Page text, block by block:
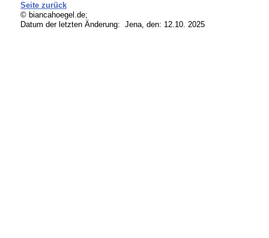
Seite zurück
© biancahoegel.de;
Datum der letzten Änderung: Jena, den: 12.10. 2025